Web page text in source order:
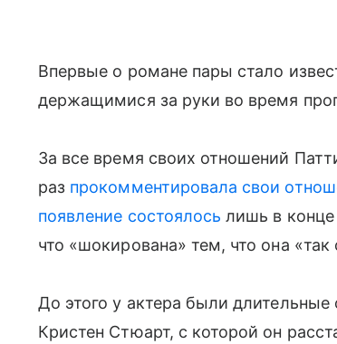
Впервые о романе пары стало
держащимися за руки во время
За все время своих отношений
раз прокомментировала свои
появление состоялось лишь в
что «шокирована» тем, что она
До этого у актера были
Кристен Стюарт, с которой он